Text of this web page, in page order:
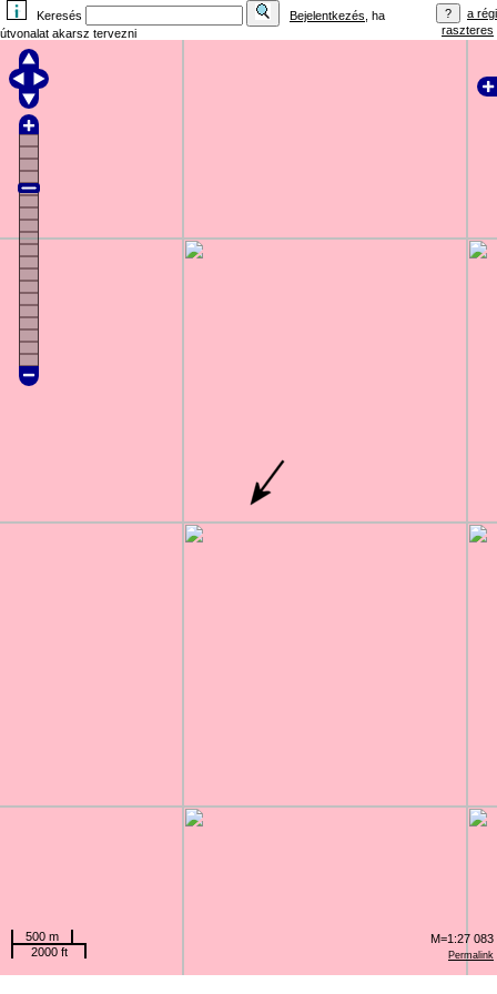
Keresés Bejelentkezés , ha
útvonalat akarsz tervezni
a régi
raszteres
Permalink
500 m
2000 ft
M=1:27 083